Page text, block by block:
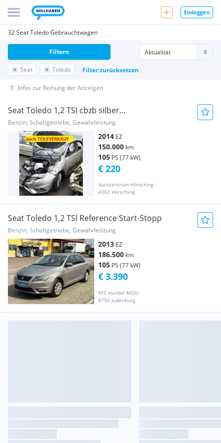
Einloggen
32 Seat Toledo Gebrauchtwagen
Seat Toledo Filter zurücksetzen
Filtern
Infos zur Reihung der Anzeigen
Seat Toledo 1,2 TSI cbzb silber
ERSATZTEILSPENDER
Benzin, Schaltgetriebe, Gewährleistung
2014 EZ
150.000 km
105 PS (77 kW)
Autozentrum Hörsching
4063 Hörsching
€ 220
Seat Toledo 1,2 TSI Reference Start-Stopp
Benzin, Schaltgetriebe, Gewährleistung
2013 EZ
186.500 km
105 PS (77 kW)
KFZ-Handel MIDU
8750 Judenburg
€ 3.390